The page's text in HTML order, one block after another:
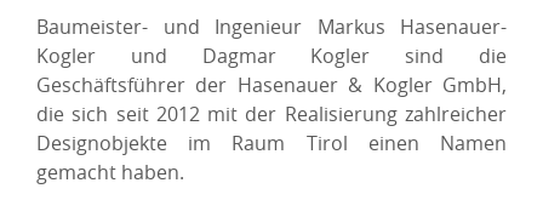
Baumeister- und Ingenieur Markus Hasenauer-
Kogler und Dagmar Kogler sind die
Geschäftsführer der Hasenauer & Kogler GmbH,
die sich seit 2012 mit der Realisierung zahlreicher
Designobjekte im Raum Tirol einen Namen
gemacht haben.